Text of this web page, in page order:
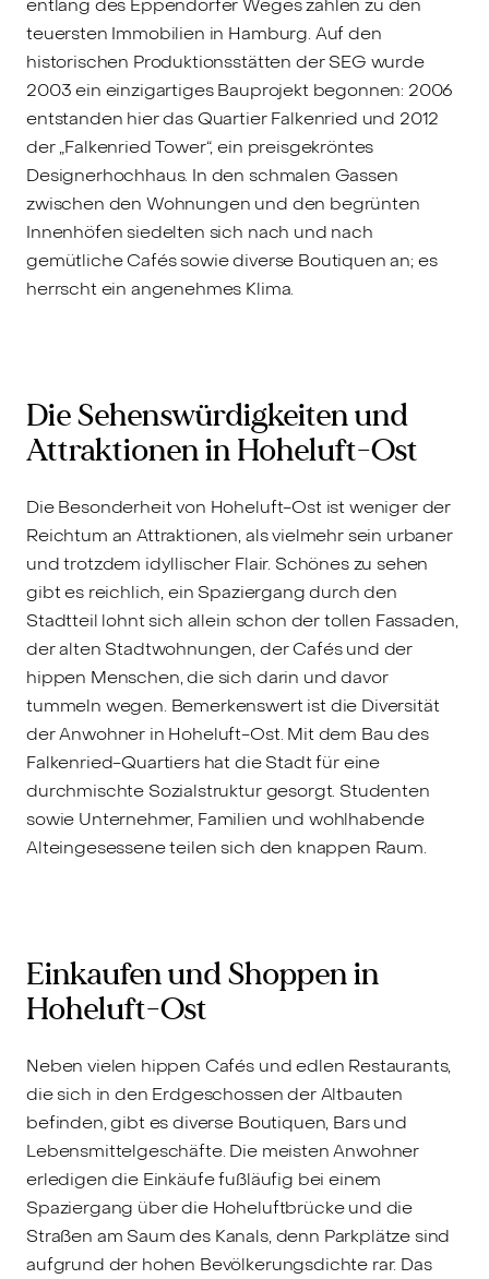
entlang des Eppendorfer Weges zählen zu den
teuersten Immobilien in Hamburg. Auf den
historischen Produktionsstätten der SEG wurde
2003 ein einzigartiges Bauprojekt begonnen: 2006
entstanden hier das Quartier Falkenried und 2012
der „Falkenried Tower“, ein preisgekröntes
Designerhochhaus. In den schmalen Gassen
zwischen den Wohnungen und den begrünten
Innenhöfen siedelten sich nach und nach
gemütliche Cafés sowie diverse Boutiquen an; es
herrscht ein angenehmes Klima.
Die Sehenswürdigkeiten und
Attraktionen in Hoheluft-Ost
Die Besonderheit von Hoheluft-Ost ist weniger der
Reichtum an Attraktionen, als vielmehr sein urbaner
und trotzdem idyllischer Flair. Schönes zu sehen
gibt es reichlich, ein Spaziergang durch den
Stadtteil lohnt sich allein schon der tollen Fassaden,
der alten Stadtwohnungen, der Cafés und der
hippen Menschen, die sich darin und davor
tummeln wegen. Bemerkenswert ist die Diversität
der Anwohner in Hoheluft-Ost. Mit dem Bau des
Falkenried-Quartiers hat die Stadt für eine
durchmischte Sozialstruktur gesorgt. Studenten
sowie Unternehmer, Familien und wohlhabende
Alteingesessene teilen sich den knappen Raum.
Einkaufen und Shoppen in
Hoheluft-Ost
Neben vielen hippen Cafés und edlen Restaurants,
die sich in den Erdgeschossen der Altbauten
befinden, gibt es diverse Boutiquen, Bars und
Lebensmittelgeschäfte. Die meisten Anwohner
erledigen die Einkäufe fußläufig bei einem
Spaziergang über die Hoheluftbrücke und die
Straßen am Saum des Kanals, denn Parkplätze sind
aufgrund der hohen Bevölkerungsdichte rar. Das